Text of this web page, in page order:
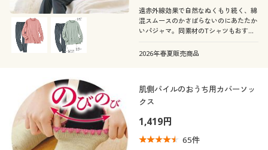
遠赤外線効果で自然なぬくもり続く、綿
混スムースのかさばらないのにあたたか
いパジャマ。同素材のTシャツもおすす
2026年春夏販売商品
肌側パイルのおうち用カバーソッ
クス
1,419円
65件